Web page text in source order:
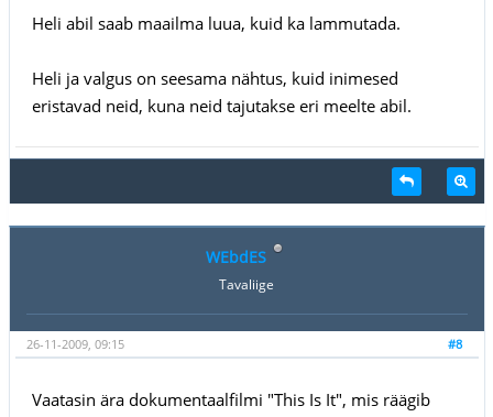
Heli abil saab maailma luua, kuid ka lammutada.
Heli ja valgus on seesama nähtus, kuid inimesed
eristavad neid, kuna neid tajutakse eri meelte abil.
WEbdES
Tavaliige
#8
26-11-2009, 09:15
Vaatasin ära dokumentaalfilmi "This Is It", mis räägib